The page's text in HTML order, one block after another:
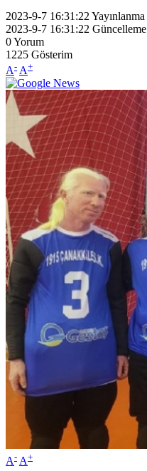
2023-9-7 16:31:22 Yayınlanma
2023-9-7 16:31:22 Güncelleme
0Yorum
1225 Gösterim
A- A+
A- A+